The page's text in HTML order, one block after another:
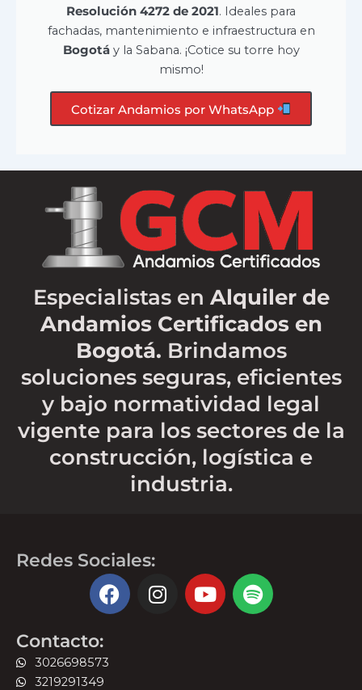
Resolución 4272 de 2021. Ideales para
fachadas, mantenimiento e infraestructura en
Bogotáy la Sabana. ¡Cotice su torre hoy
mismo!
Cotizar Andamios por WhatsApp
Especialistas en Alquiler de
Andamios Certificados en
Bogotá. Brindamos
soluciones seguras, eficientes
y bajo normatividad legal
vigente para los sectores de la
construcción, logística e
industria.
Redes Sociales:
F
a
I
n
Y
o
S
p
Contacto:
3026698573
3219291349